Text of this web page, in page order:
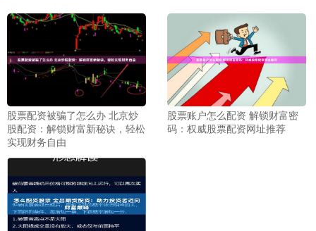
股票配资被骗了怎么办 北京炒
股配资：解锁财富新秘诀，轻松
实现财务自由
股票账户怎么配资 解锁财富密
码：权威股票配资网址推荐